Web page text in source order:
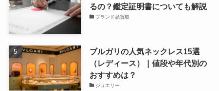
るの？鑑定証明書についても解説
ブランド品買取
ブルガリの人気ネックレス15選
（レディース）｜値段や年代別の
おすすめは？
ジュエリー